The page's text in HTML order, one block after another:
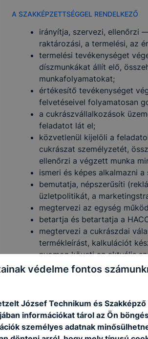
A SZAKKÉPZETTSÉGGEL RENDELKEZŐ
irányítja, szervezi, ellenőrzi
raktározási, a termelési, az
termelési tevékenységet
díszmunkákat állít elő,
munkafolyamatokat;
értékesítő tevékenységet
felvetéseivel folyamatosan
a cukrászvállalkozások
feladatot lát el;
közvetlenül kijelöli a
cukrászat személyzetét,
ellenőrzi a végzett munka
ismeri és képes alkalmazni
bemutatja, népszerűsíti
üzletpolitikát, a
megtervezi az egység
betartja és betartatja a
megtervezi a cukrászdai
termékleírást, kalkulációt
nyomon követi az aktuális
Turizmus-vendéglátás ágazat 5
szakképzettség
megszerzésével zárul. A
védelme fontos
József Technikum és
információkat tárol az Ön
személyes adatnak